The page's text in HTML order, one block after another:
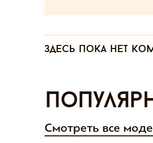
Здесь пока нет
Смотреть все